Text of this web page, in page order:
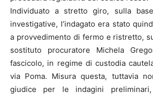
Individuato a stretto giro, sulla
investigative, l’indagato era stato
a provvedimento di fermo e ristretto,
sostituto procuratore Michela
fascicolo, in regime di custodia
via Poma. Misura questa, tuttavia
giudice per le indagini